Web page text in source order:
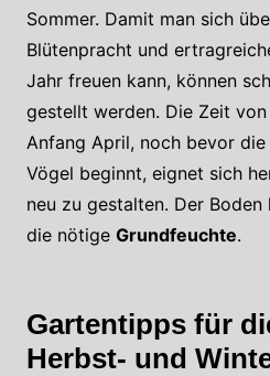
Sommer. Damit man sich
Blütenpracht und
Jahr freuen kann, können
gestellt werden. Die Zeit
Anfang April, noch bevor
Vögel beginnt, eignet sich
neu zu gestalten. Der
die nötige Grundfeuchte.
Gartentipps für
Herbst- und